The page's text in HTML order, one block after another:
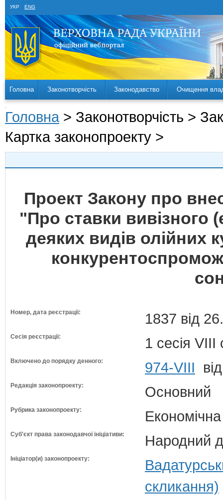
УКР ENG
Головна Законотворчість Законодавство Очищення
Головна > Законотворчість >
Картка законопроекту >
Проект Закону про
"Про ставки вивізного
деяких видів олійних
Номер, дата реєстрації: 1837 від
Сесія реєстрації: 1 сесія VIII
Включено до порядку денного: 974-VIII
Редакція законопроекту: Основний
Рубрика законопроекту:
Суб'єкт права законодавчої ініціативи: Народний
Ініціатор(и) законопроекту:
скликання)